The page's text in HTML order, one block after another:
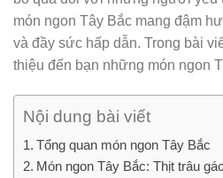
món ngon Tây Bắc mang đậm
và đầy sức hấp dẫn. Trong bài
thiệu đến bạn những món ngon
Nội dung bài viết
Tổng quan món ngon Tây Bắc
Món ngon Tây Bắc: Thịt trâu